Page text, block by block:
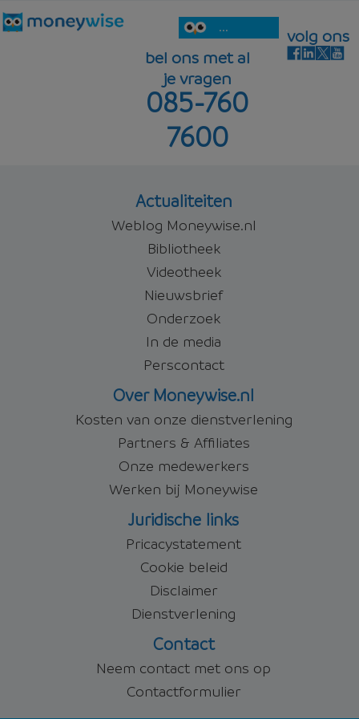
...
bel ons met al
je vragen
085-760
7600
volg ons
Actualiteiten
Weblog Moneywise.nl
Bibliotheek
Videotheek
Nieuwsbrief
Onderzoek
In de media
Perscontact
Over Moneywise.nl
Kosten van onze dienstverlening
Partners & Affiliates
Onze medewerkers
Werken bij Moneywise
Juridische links
Pricacystatement
Cookie beleid
Disclaimer
Dienstverlening
Contact
Neem contact met ons op
Contactformulier